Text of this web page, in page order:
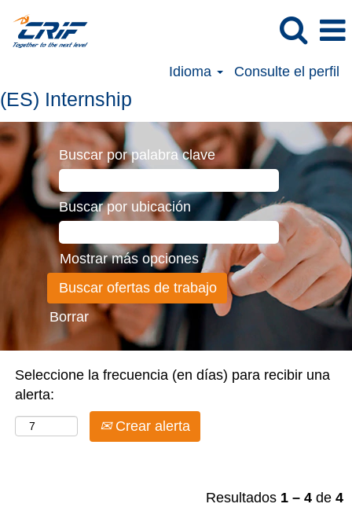
Idioma Consulte el perfil
(ES)
Internship
(ES) Internship
Buscar por palabra clave
Buscar por ubicación
Mostrar más opciones
Borrar
Seleccione la frecuencia (en días) para recibir una
alerta:
Crear alerta
Resultados 1 – 4 de 4